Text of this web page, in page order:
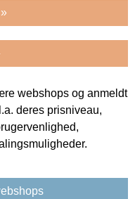
webshops og anmeldt
deres prisniveau,